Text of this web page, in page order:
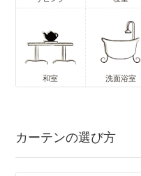
和室 洗面浴室
カーテンの選び方